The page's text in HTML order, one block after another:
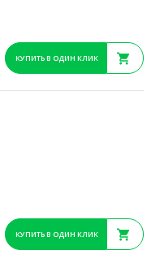
КУПИТЬ В ОДИН КЛИК
КУПИТЬ В ОДИН КЛИК